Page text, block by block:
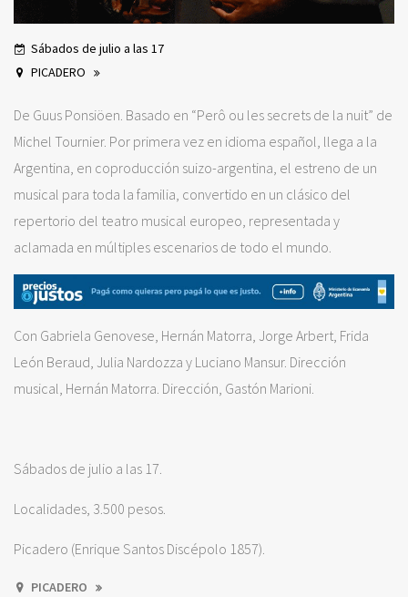
Sábados de julio a las 17
PICADERO
De Guus Ponsiöen. Basado en “Perô ou les secrets de la nuit” de
Michel Tournier. Por primera vez en idioma español, llega a la
Argentina, en coproducción suizo-argentina, el estreno de un
musical para toda la familia, convertido en un clásico del
repertorio del teatro musical europeo, representada y
aclamada en múltiples escenarios de todo el mundo.
Con Gabriela Genovese, Hernán Matorra, Jorge Arbert, Frida
León Beraud, Julia Nardozza y Luciano Mansur. Dirección
musical, Hernán Matorra. Dirección, Gastón Marioni.
Sábados de julio a las 17.
Localidades, 3.500 pesos.
Picadero (Enrique Santos Discépolo 1857).
PICADERO